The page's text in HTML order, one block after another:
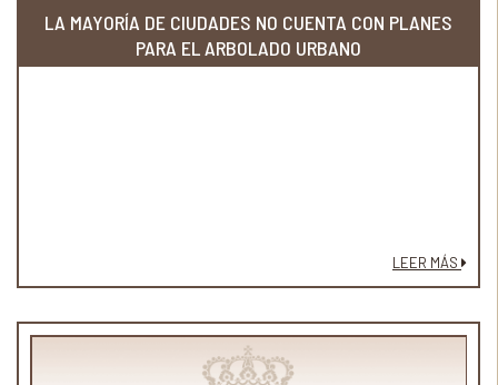
LA MAYORÍA DE CIUDADES NO CUENTA CON PLANES
PARA EL ARBOLADO URBANO
LEER MÁS